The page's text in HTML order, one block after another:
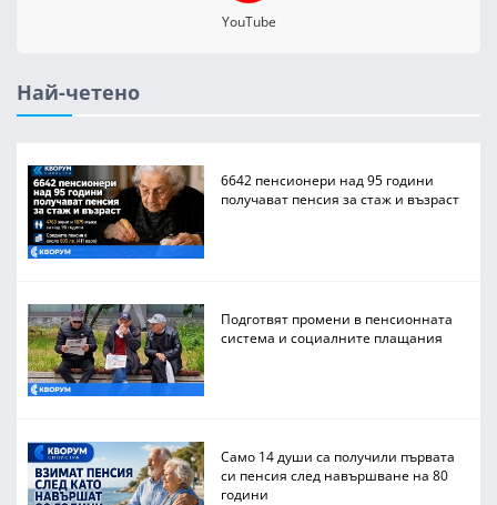
YouTube
Най-четено
6642 пенсионери над 95 години
получават пенсия за стаж и възраст
Подготвят промени в пенсионната
система и социалните плащания
Само 14 души са получили първата
си пенсия след навършване на 80
години